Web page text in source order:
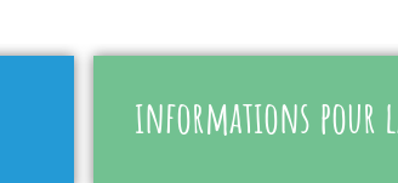
informations pour